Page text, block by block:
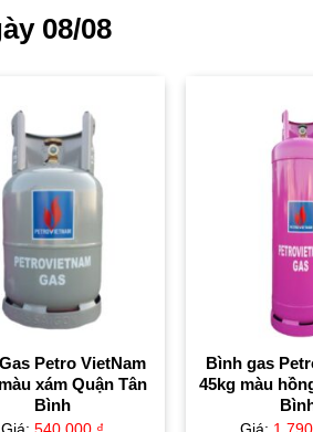
08/08
Petro VietNam
xám Quận Tân
Bình
Bình gas
45kg màu